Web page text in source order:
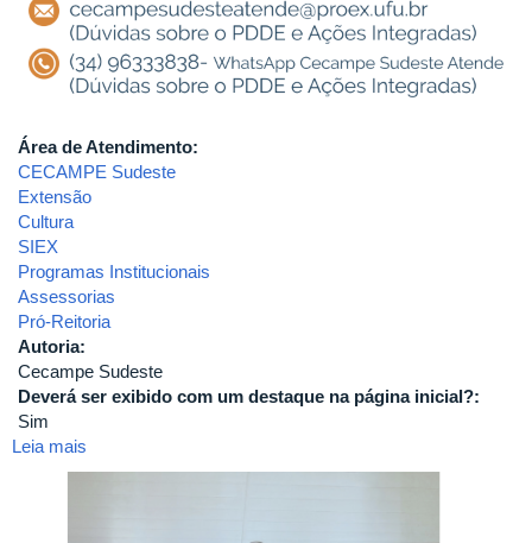
Área de Atendimento:
CECAMPE Sudeste
Extensão
Cultura
SIEX
Programas Institucionais
Assessorias
Pró-Reitoria
Autoria:
Cecampe Sudeste
Deverá ser exibido com um destaque na página inicial?:
Sim
Leia mais
3º